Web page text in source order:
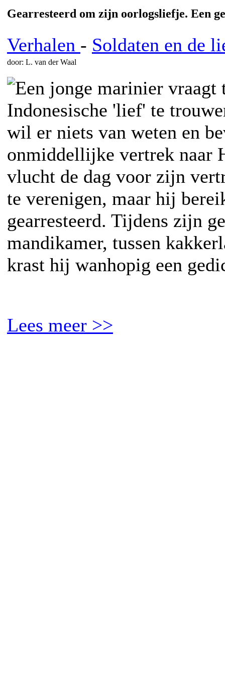
Gearresteerd om zijn oorlogsliefje. Een
Verhalen - Soldaten en de
door: L. van der Waal
Een jonge marinier
Indonesische 'lief' te
wil er niets van weten en
onmiddellijke vertrek naar
vlucht de dag voor zijn
te verenigen, maar hij
gearresteerd. Tijdens zijn
mandikamer, tussen
krast hij wanhopig een
Lees meer >>